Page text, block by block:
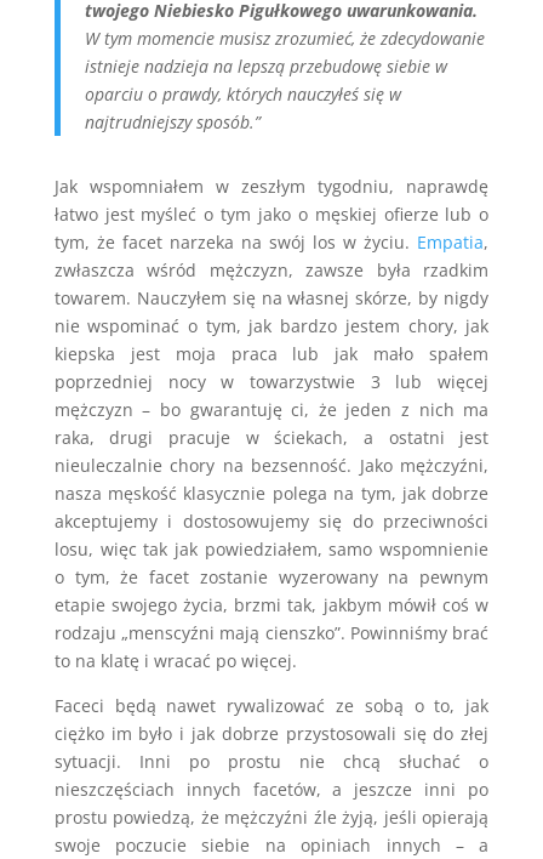
twojego Niebiesko Pigułkowego uwarunkowania.
W tym momencie musisz zrozumieć, że zdecydowanie
istnieje nadzieja na lepszą przebudowę siebie w
oparciu o prawdy, których nauczyłeś się w
najtrudniejszy sposób.”
Jak wspomniałem w zeszłym tygodniu, naprawdę
łatwo jest myśleć o tym jako o męskiej ofierze lub o
tym, że facet narzeka na swój los w życiu. Empatia,
zwłaszcza wśród mężczyzn, zawsze była rzadkim
towarem. Nauczyłem się na własnej skórze, by nigdy
nie wspominać o tym, jak bardzo jestem chory, jak
kiepska jest moja praca lub jak mało spałem
poprzedniej nocy w towarzystwie 3 lub więcej
mężczyzn – bo gwarantuję ci, że jeden z nich ma
raka, drugi pracuje w ściekach, a ostatni jest
nieuleczalnie chory na bezsenność. Jako mężczyźni,
nasza męskość klasycznie polega na tym, jak dobrze
akceptujemy i dostosowujemy się do przeciwności
losu, więc tak jak powiedziałem, samo wspomnienie
o tym, że facet zostanie wyzerowany na pewnym
etapie swojego życia, brzmi tak, jakbym mówił coś w
rodzaju „menscyźni mają cienszko”. Powinniśmy brać
to na klatę i wracać po więcej.
Faceci będą nawet rywalizować ze sobą o to, jak
ciężko im było i jak dobrze przystosowali się do złej
sytuacji. Inni po prostu nie chcą słuchać o
nieszczęściach innych facetów, a jeszcze inni po
prostu powiedzą, że mężczyźni źle żyją, jeśli opierają
swoje poczucie siebie na opiniach innych – a